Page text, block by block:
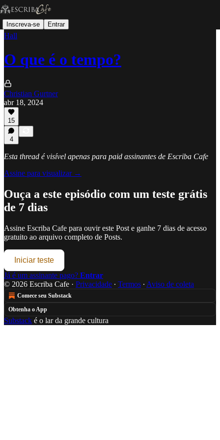
Inscreva-se Entrar
Hall
O que é o tempo?
Christian Gurtner
abr 18, 2024
15
4
Esta thread é visível apenas para paid assinantes de Escriba Cafe
Assine para visualizar →
Ouça a este episódio com um teste grátis
de 7 dias
Assine Escriba Cafe para ouvir este Post e ganhe 7 dias de acesso
gratuito ao arquivo completo de Posts.
Iniciar teste
Já é um assinante pago? Entrar
© 2026 Escriba Cafe · Privacidade ∙ Termos ∙ Aviso de coleta
Comece seu Substack
Obtenha o App
Substack é o lar da grande cultura